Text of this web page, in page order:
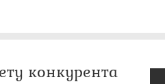
конкурента